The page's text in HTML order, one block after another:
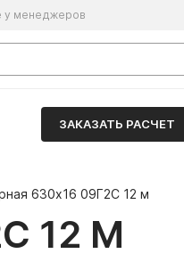
у менеджеров
ЗАКАЗАТЬ РАСЧЕТ
630х16 09Г2С 12 м
12 М